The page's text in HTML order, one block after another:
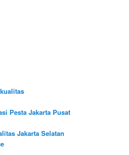
Pesta Jakarta Pusat
Jakarta Selatan